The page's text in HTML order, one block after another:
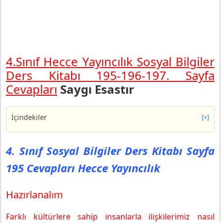
4.Sınıf Hecce Yayıncılık Sosyal Bilgiler
Ders Kitabı 195-196-197. Sayfa
Cevapları Saygı Esastır
İçindekiler [+]
4. Sınıf Sosyal Bilgiler Ders Kitabı Sayfa 195 Cevapları
Hecce Yayıncılık
Hazırlanalım
4. Sınıf Sosyal Bilgiler Ders Kitabı Sayfa 196 Cevapları
6. Etkinlik
Hecce Yayıncılık
4. Sınıf Sosyal Bilgiler Ders Kitabı Sayfa
195 Cevapları Hecce Yayıncılık
Hazırlanalım
Farklı kültürlere sahip insanlarla ilişkilerimiz nasıl